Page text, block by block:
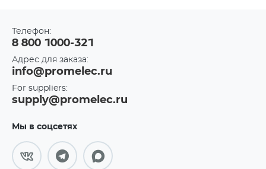
Телефон:
8 800 1000-321
Адрес для заказа:
info@promelec.ru
For suppliers:
supply@promelec.ru
Мы в соцсетях